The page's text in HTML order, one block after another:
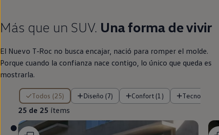
Más que un SUV. Una forma de vivir
El Nuevo T‑Roc no busca encajar, nació para romper el molde.
Porque cuando la confianza nace contigo, lo único que queda es
mostrarla.
Todos (25) Diseño (7) Confort (1) Tecnología
25 de 25 ítems
25 de 25 ítems